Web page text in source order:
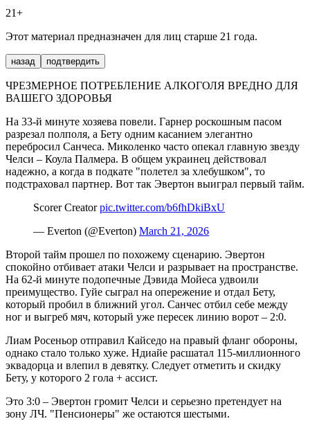
21+
Этот материал предназначен для лиц старше 21 года.
назад подтвердить
ЧРЕЗМЕРНОЕ ПОТРЕБЛЕНИЕ АЛКОГОЛЯ ВРЕДНО ДЛЯ
ВАШЕГО ЗДОРОВЬЯ
На 33-й минуте хозяева повели. Гарнер роскошным пасом
разрезал полполя, а Бету одним касанием элегантно
перебросил Санчеса. Миколенко часто опекал главную звезду
Челси – Коула Палмера. В общем украинец действовал
надежно, а когда в подкате "полетел за хлебушком", то
подстраховал партнер. Вот так Эвертон выиграл первый тайм.
Scorer Creatorpic.twitter.com/b6fhDkiBxU
— Everton (@Everton) March 21, 2026
Второй тайм прошел по похожему сценарию. Эвертон
спокойно отбивает атаки Челси и разрывает на пространстве.
На 62-й минуте подопечные Дэвида Мойеса удвоили
преимущество. Гуйе сыграл на опережение и отдал Бету,
который пробил в ближний угол. Санчес отбил себе между
ног и выгреб мяч, который уже пересек линию ворот – 2:0.
Лиам Росеньор отправил Кайседо на правый фланг обороны,
однако стало только хуже. Ндиайе расшатал 115-миллионного
эквадорца и влепил в девятку. Следует отметить и скидку
Бету, у которого 2 гола + ассист.
Это 3:0 – Эвертон громит Челси и серьезно претендует на
зону ЛЧ. "Пенсионеры" же остаются шестыми.